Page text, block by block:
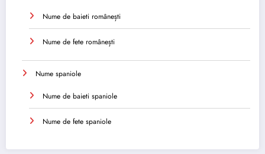
Nume de baieti românești
Nume de fete românești
Nume spaniole
Nume de baieti spaniole
Nume de fete spaniole